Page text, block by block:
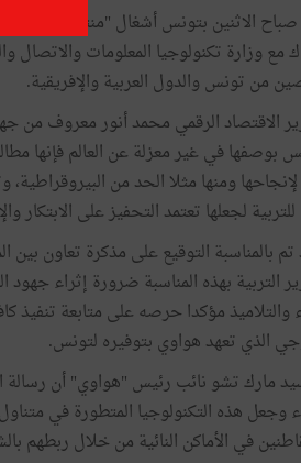
الاثنين بتونس أشغال "منتدى هواوي
مع وزارة تكنولوجيا المعلومات
من تونس والدول العربية والإفريقية.
الاقتصاد الرقمي محمد أنور معروف من
ومنها مثلا الحد من
لجعلها تعتمد التحفيز على الابتكار
بالمناسبة التوقيع على مذكرة تعاون
التربية بهذه المناسبة ضرورة إثراء جهود
والتلاميذ مؤكدا حرصه على متابعة تنفيذ
الذي تعهد هواوي بتوفيره لتونس.
مارك تشو نائب رئيس "هواوي" أن رسالة
وجعل هذه التكنولوجيا المتطورة في
في الأماكن النائية من خلال ربطهم